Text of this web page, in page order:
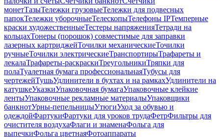
монетТазыТележки грузовыеТележки для подвесных
папокТележки уборочныеТелескопыТелефоны IPТемперные
краски художественныеТестеры напряженияТетради на
кольцахТонеры (порошок) совместимые для заправки
лазерных картриджейТочилки механическиеТочилки
ручныеТочилки электрическиеТранспортирыТрафареты и
лекалаТрафареты-раскраскиТреугольникиТряпки для
полаТуалетная бумага профессиональнаяТубусы для
чертежейТушьУдлинители в бухтах и на рамкахУдлинители на
катушкеУказкиУпаковочная бумагаУпаковочные клейкие
лентыУпаковочные рекламные материалыУпаковщики
банкнотУрны-пепельницыУтюгиУход за обувью и
одеждойФартукиФартуки для уроков трудаФетрФильтры для
очистителя воздухаФлаги и знаменаФольга для
выпечкиФольга цветнаяФотоаппараты